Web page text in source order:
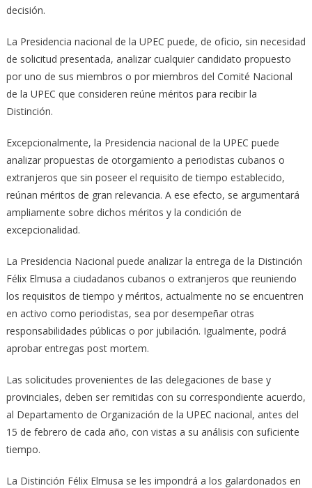
decisión.
La Presidencia nacional de la UPEC puede, de oficio, sin necesidad
de solicitud presentada, analizar cualquier candidato propuesto
por uno de sus miembros o por miembros del Comité Nacional
de la UPEC que consideren reúne méritos para recibir la
Distinción.
Excepcionalmente, la Presidencia nacional de la UPEC puede
analizar propuestas de otorgamiento a periodistas cubanos o
extranjeros que sin poseer el requisito de tiempo establecido,
reúnan méritos de gran relevancia. A ese efecto, se argumentará
ampliamente sobre dichos méritos y la condición de
excepcionalidad.
La Presidencia Nacional puede analizar la entrega de la Distinción
Félix Elmusa a ciudadanos cubanos o extranjeros que reuniendo
los requisitos de tiempo y méritos, actualmente no se encuentren
en activo como periodistas, sea por desempeñar otras
responsabilidades públicas o por jubilación. Igualmente, podrá
aprobar entregas post mortem.
Las solicitudes provenientes de las delegaciones de base y
provinciales, deben ser remitidas con su correspondiente acuerdo,
al Departamento de Organización de la UPEC nacional, antes del
15 de febrero de cada año, con vistas a su análisis con suficiente
tiempo.
La Distinción Félix Elmusa se les impondrá a los galardonados en